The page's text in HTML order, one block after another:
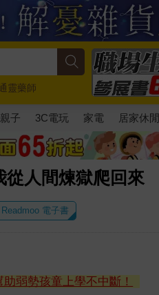
靈藥師
子 3C電玩 家電 居家休閒
從人間煉獄爬回來
Readmoo 電子書
弱勢孩童上學不中斷！